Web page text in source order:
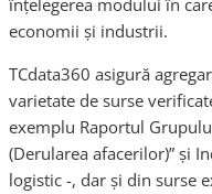
înțelegerea modului în
economii și industrii.
TCdata360 asigură
varietate de surse
exemplu Raportul
(Derularea afacerilor)” și
logistic -, dar și din surse